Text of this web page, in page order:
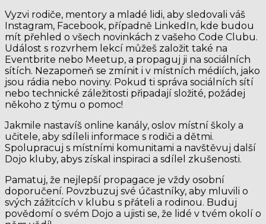
Vyzvi rodiče, mentory a mladé lidi, aby sledovali váš
Instagram, Facebook, případně LinkedIn, kde budou
mít přehled o všech novinkách z vašeho Code Clubu.
Událost s rozvrhem lekcí můžeš založit také na
Eventbrite nebo Meetup, a propaguj ji na sociálních
sítích. Nezapomeň se zmínit i v místních médiích, jako
jsou rádia nebo noviny. Pokud ti správa sociálních sítí
nebo technické záležitosti připadají složité, požádej
někoho z týmu o pomoc!
Jakmile nastavíš online kanály, oslov místní školy a
učitele, aby sdíleli informace s rodiči a dětmi.
Spolupracuj s místními komunitami a navštěvuj další
Dojo kluby, abys získal inspiraci a sdílel zkušenosti.
Pamatuj, že nejlepší propagace je vždy osobní
doporučení. Povzbuzuj své účastníky, aby mluvili o
svých zážitcích v klubu s přáteli a rodinou. Buduj
povědomí o svém Dojo a ujisti se, že lidé v tvém okolí o